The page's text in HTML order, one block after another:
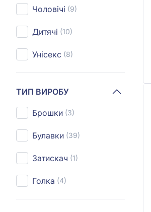
Чоловічі (9)
Дитячі (10)
Унісекс (8)
ТИП ВИРОБУ
Брошки (3)
Булавки (39)
Затискач (1)
Голка (4)